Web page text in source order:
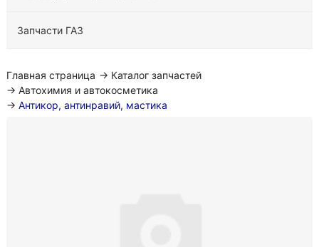
Запчасти ГАЗ
Главная страница → Каталог запчастей
→ Автохимия и автокосметика
→ Антикор, антинравий, мастика